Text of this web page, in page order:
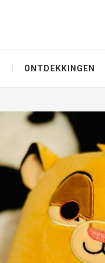
ONTDEKKINGEN